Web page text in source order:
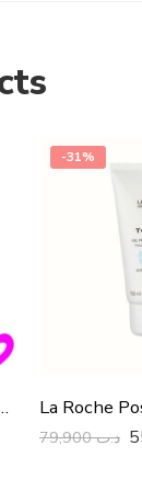
SPF50+ (Sand 02) 30ml
-31%
د.ت79,900